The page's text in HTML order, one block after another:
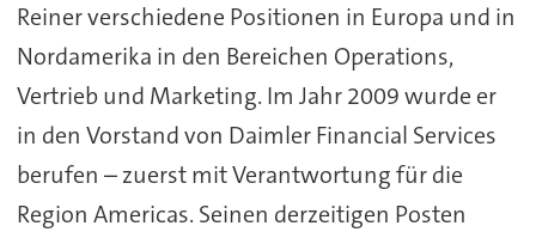
Reiner verschiedene Positionen in Europa und in
Nordamerika in den Bereichen Operations,
Vertrieb und Marketing. Im Jahr 2009 wurde er
in den Vorstand von Daimler Financial Services
berufen – zuerst mit Verantwortung für die
Region Americas. Seinen derzeitigen Posten